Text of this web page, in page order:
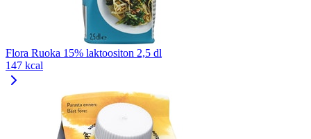
Flora Ruoka 15% laktoositon 2,5 dl
147 kcal